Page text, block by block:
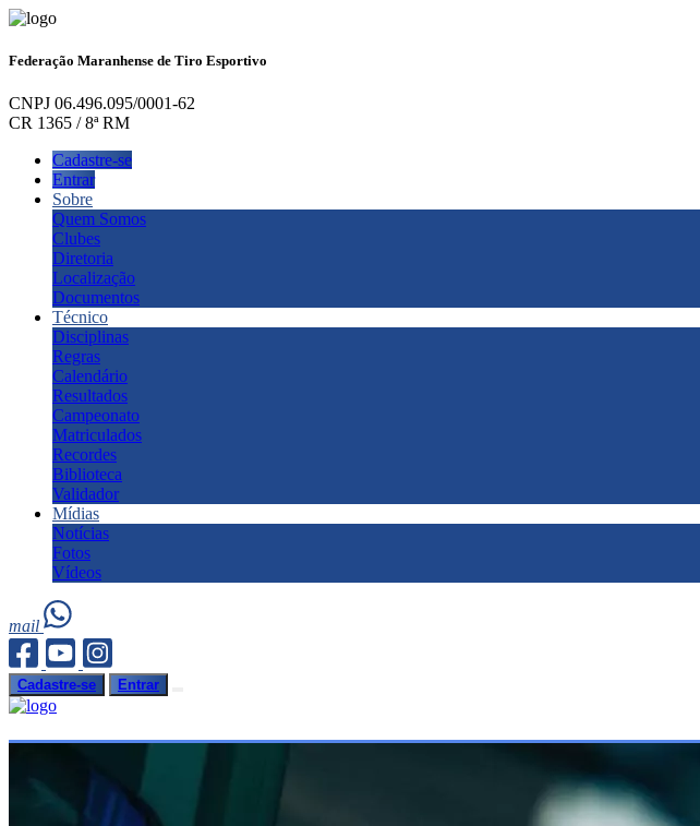
Federação Maranhense de Tiro Esportivo
CNPJ 06.496.095/0001-62
CR 1365 / 8ª RM
Cadastre-se
Entrar
Sobre
Quem Somos
Clubes
Diretoria
Localização
Documentos
Técnico
Disciplinas
Regras
Calendário
Resultados
Campeonato
Matriculados
Recordes
Biblioteca
Validador
Mídias
Notícias
Fotos
Vídeos
mail
Cadastre-se Entrar